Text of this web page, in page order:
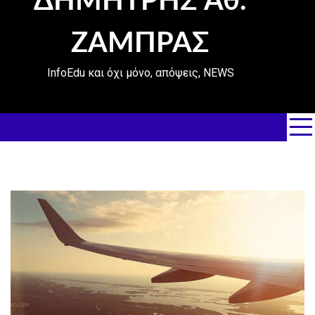
ΖΑΜΠΡΑΣ
InfoEdu και όχι μόνο, απόψεις, NEWS